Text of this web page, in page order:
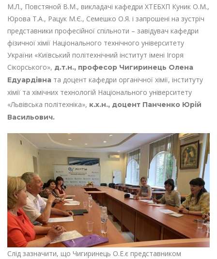
М.Л., Повстяной В.М., викладачі кафедри ХТЕБХП Куник О.М.,
Юрова Т.А., Рацук М.Є., Семешко О.Я. і запрошені на зустріч
представники професійної спільноти – завідувач кафедри
фізичної хімії Національного технічного університету
України «Київський політехнічний інститут імені Ігоря
Сікорського», д.т.н., професор Чигиринець Олена
Едуардівна та доцент кафедри органічної хімії, інституту
хімії та хімічних технологій Національного університету
«Львівська політехніка», к.х.н., доцент Панченко Юрій
Васильович.
Слід зазначити, що Чигиринець О.Е.є представником